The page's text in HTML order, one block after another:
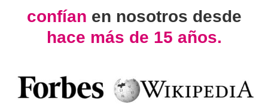
confían en nosotros desde
hace más de 15 años.